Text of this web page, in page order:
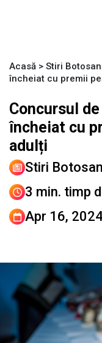
Acasă > Stiri
încheiat cu premii
Concursul
încheiat cu
adulți
Stiri
3 min. timp
Apr 16,